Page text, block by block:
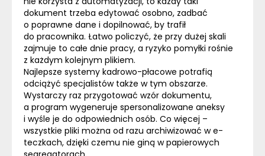
dokument trzeba edytować osobno, zadbać
o poprawne dane i dopilnować, by trafił
do pracownika. Łatwo policzyć, że przy dużej skali
zajmuje to całe dnie pracy, a ryzyko pomyłki rośnie
z każdym kolejnym plikiem.
Najlepsze systemy kadrowo-płacowe potrafią
odciążyć specjalistów także w tym obszarze.
Wystarczy raz przygotować wzór dokumentu,
a program wygeneruje spersonalizowane aneksy
i wyśle je do odpowiednich osób. Co więcej –
wszystkie pliki można od razu archiwizować w e-
teczkach, dzięki czemu nie giną w papierowych